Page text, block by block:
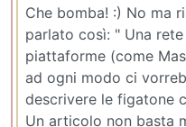
Che bomba! :) No ma
parlato così: " Una
piattaforme (come
ad ogni modo ci
descrivere le figatone
Un articolo non basta